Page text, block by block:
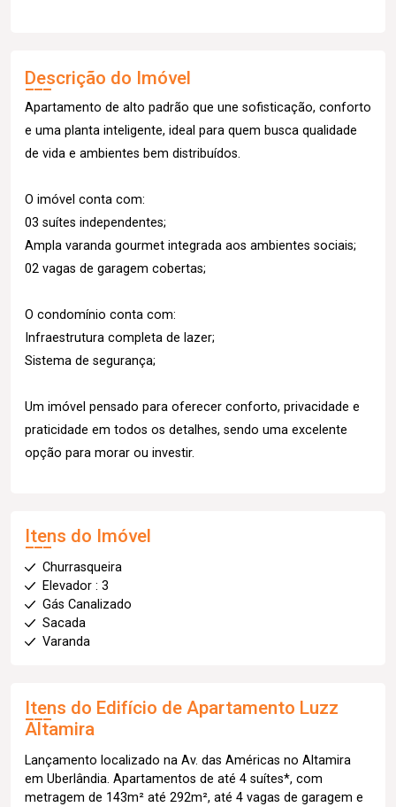
Descrição do Imóvel
Apartamento de alto padrão que une sofisticação, conforto
e uma planta inteligente, ideal para quem busca qualidade
de vida e ambientes bem distribuídos.
O imóvel conta com:
03 suítes independentes;
Ampla varanda gourmet integrada aos ambientes sociais;
02 vagas de garagem cobertas;
O condomínio conta com:
Infraestrutura completa de lazer;
Sistema de segurança;
Um imóvel pensado para oferecer conforto, privacidade e
praticidade em todos os detalhes, sendo uma excelente
opção para morar ou investir.
Itens do Imóvel
Churrasqueira
Elevador : 3
Gás Canalizado
Sacada
Varanda
Itens do Edifício de Apartamento Luzz
Altamira
Lançamento localizado na Av. das Américas no Altamira
em Uberlândia. Apartamentos de até 4 suítes*, com
metragem de 143m² até 292m², até 4 vagas de garagem e